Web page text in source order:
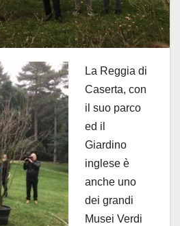
La Reggia di
Caserta, con
il suo parco
ed il
Giardino
inglese è
anche uno
dei grandi
Musei Verdi